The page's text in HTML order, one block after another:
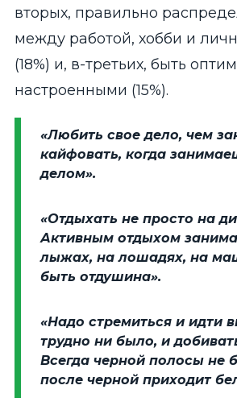
вторых, правильно
между работой, хобби и
(18%) и, в-третьих, быть
настроенными (15%).
«Любить свое дело, чем
кайфовать, когда
делом».
«Отдыхать не просто на
Активным отдыхом
лыжах, на лошадях, на
быть отдушина».
«Надо стремиться и идти
трудно ни было, и
Всегда черной полосы не
после черной приходит